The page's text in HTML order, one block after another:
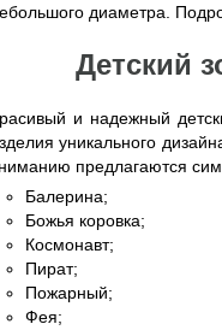
диаметра.
Детский
и надежный
уникального
предлагаются
Балерина;
Божья коровка;
Космонавт;
Пират;
Пожарный;
Фея;